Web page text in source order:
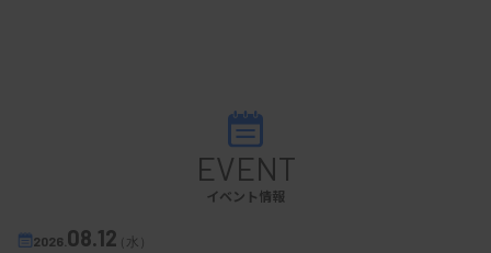
EVENT
イベント情報
2026. 08.12（水）